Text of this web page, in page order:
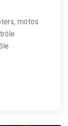
motos